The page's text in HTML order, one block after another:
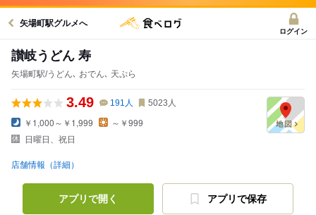
矢場町駅グルメへ
ログイン
讃岐うどん 寿
矢場町駅/うどん､ おでん､ 天ぷら
3.49 191 人 5023 人
￥1,000～￥1,999
～￥999
日曜日、祝日
店舗情報（詳細）
アプリで開く アプリで保存